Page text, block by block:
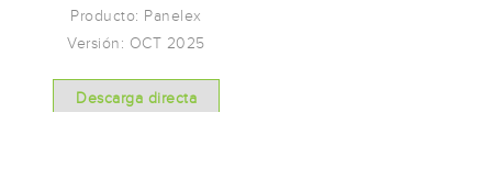
Producto: Panelex
Versión: OCT 2025
Descarga directa